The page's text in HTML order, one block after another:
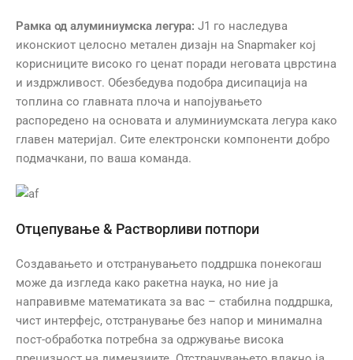
Рамка од алуминиумска легура: J1 го наследува
иконскиот целосно метален дизајн на Snapmaker кој
корисниците високо го ценат поради неговата цврстина
и издржливост. Обезбедува подобра дисипација на
топлина со главната плоча и напојувањето
распоредено на основата и алуминиумската легура како
главен материјал. Сите електронски компоненти добро
подмачкани, по ваша команда.
Отцепување & Растворливи потпори
Создавањето и отстранувањето поддршка понекогаш
може да изгледа како ракетна наука, но ние ја
направивме математиката за вас – стабилна поддршка,
чист интерфејс, отстранување без напор и минимална
пост-обработка потребна за одржување висока